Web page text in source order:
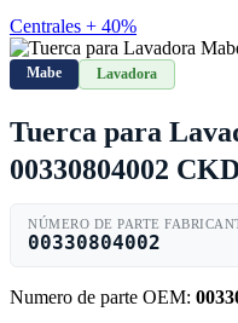
Centrales + 40%
Mabe Lavadora
Tuerca para
00330804002
NÚMERO DE PARTE
00330804002
Numero de parte OEM: